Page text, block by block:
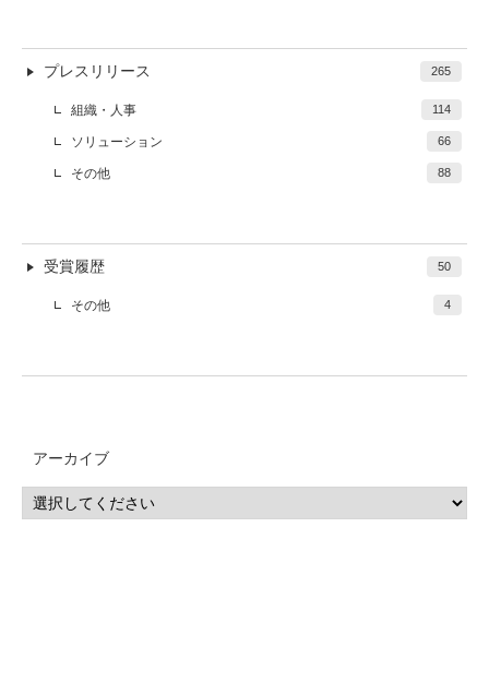
プレスリリース 265
組織・人事 114
ソリューション 66
その他 88
受賞履歴 50
その他 4
アーカイブ